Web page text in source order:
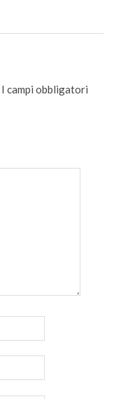
I campi obbligatori